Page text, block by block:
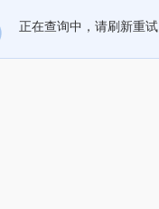
正在查询中，请刷新重试